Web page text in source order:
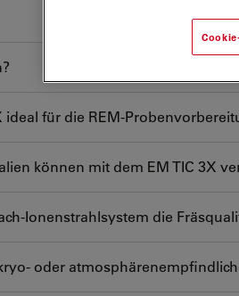
ideal für die REM-
können mit dem EM TIC 3X
Ionenstrahlsystem die
oder